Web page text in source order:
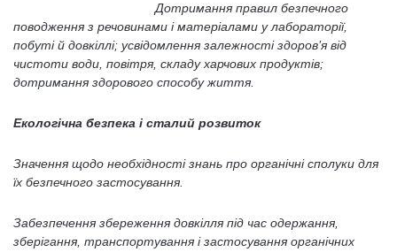
Дотримання правил безпечного
поводження з речовинами і матеріалами у лабораторії,
побуті й довкіллі; усвідомлення залежності здоров’я від
чистоти води, повітря, складу харчових продуктів;
дотримання здорового способу життя.
Екологічна безпека і сталий розвиток
Значення щодо необхідності знань про органічні сполуки для
їх безпечного застосування.
Забезпечення збереження довкілля під час одержання,
зберігання, транспортування і застосування органічних